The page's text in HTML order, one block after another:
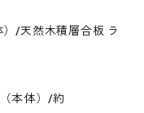
/天然木積層合板 ラ
本体）/約